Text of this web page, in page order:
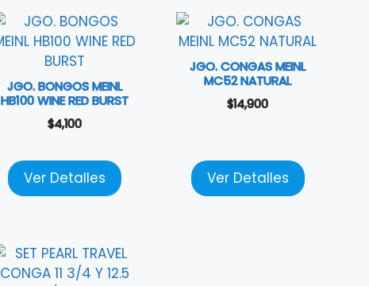
JGO. BONGOS MEINL
HB100 WINE RED BURST
$4,100
Ver Detalles
JGO. CONGAS MEINL
MC52 NATURAL
$14,900
Ver Detalles